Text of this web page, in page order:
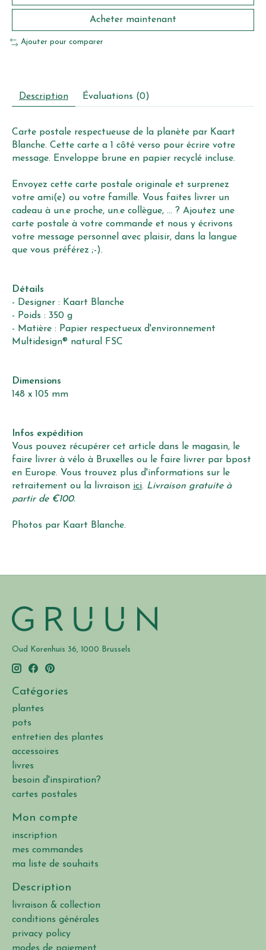
Acheter maintenant
Ajouter pour comparer
Description Évaluations (0)
Carte postale respectueuse de la planète par Kaart
Blanche. Cette carte a 1 côté verso pour écrire votre
message. Enveloppe brune en papier recyclé incluse.
Envoyez cette carte postale originale et surprenez
votre ami(e) ou votre famille. Vous faites livrer un
cadeau à un.e proche, un.e collègue, ... ? Ajoutez une
carte postale à votre commande et nous y écrivons
votre message personnel avec plaisir, dans la langue
que vous préférez ;-).
Détails
- Designer : Kaart Blanche
- Poids : 350 g
- Matière : Papier respectueux d'environnement
Multidesign® natural FSC
Dimensions
148 x 105 mm
Infos expédition
Vous pouvez récupérer cet article dans le magasin, le
faire livrer à vélo à Bruxelles ou le faire livrer par bpost
en Europe. Vous trouvez plus d'informations sur le
retraitement ou la livraison ici. Livraison gratuite à
partir de €100.
Photos par Kaart Blanche.
Oud Korenhuis 36, 1000 Brussels
Catégories
plantes
pots
entretien des plantes
accessoires
livres
besoin d'inspiration?
cartes postales
Mon compte
inscription
mes commandes
ma liste de souhaits
Description
livraison & collection
conditions générales
privacy policy
modes de paiement